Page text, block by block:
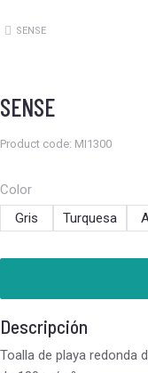
Estás aquí:
SENSE
SENSE
Product code: MI1300
Color
Gris
Turquesa
Descripción
Toalla de playa redonda